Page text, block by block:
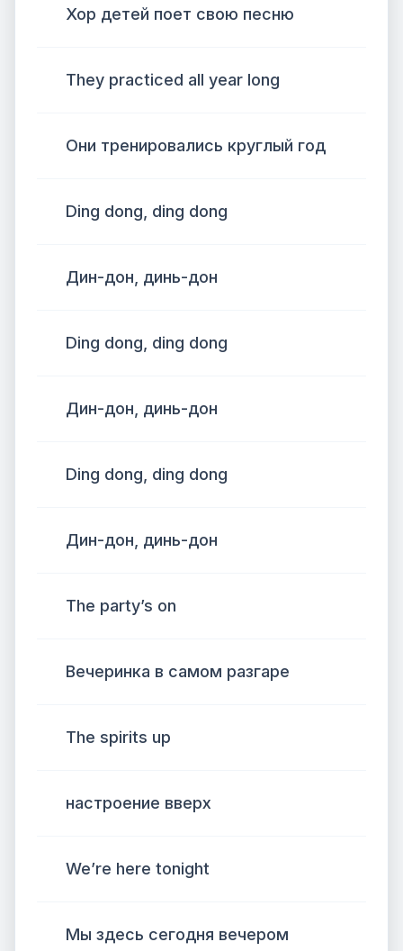
Хор детей поет свою песню
They practiced all year long
Они тренировались круглый год
Ding dong, ding dong
Дин-дон, динь-дон
Ding dong, ding dong
Дин-дон, динь-дон
Ding dong, ding dong
Дин-дон, динь-дон
The party’s on
Вечеринка в самом разгаре
The spirits up
настроение вверх
We’re here tonight
Мы здесь сегодня вечером